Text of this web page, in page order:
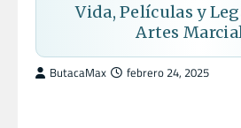
Vida, Películas y
Artes
ButacaMax febrero 24, 2025